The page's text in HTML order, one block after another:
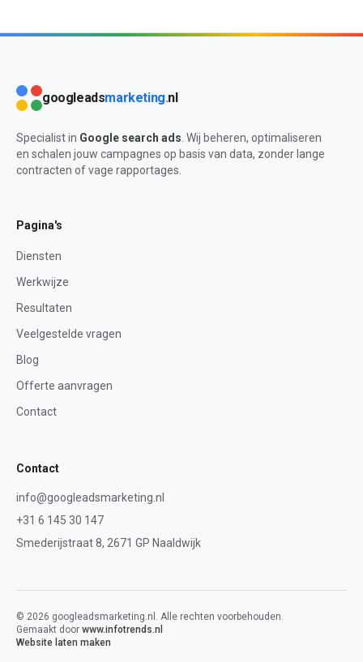
googleadsmarketing.nl
Specialist in Google search ads . Wij beheren, optimaliseren
en schalen jouw campagnes op basis van data, zonder lange
contracten of vage rapportages.
Pagina's
Diensten
Werkwijze
Resultaten
Veelgestelde vragen
Blog
Offerte aanvragen
Contact
Contact
info@googleadsmarketing.nl
+31 6 145 30 147
Smederijstraat 8, 2671 GP Naaldwijk
© 2026 googleadsmarketing.nl . Alle rechten voorbehouden.
Gemaakt door www.infotrends.nl
Website laten maken